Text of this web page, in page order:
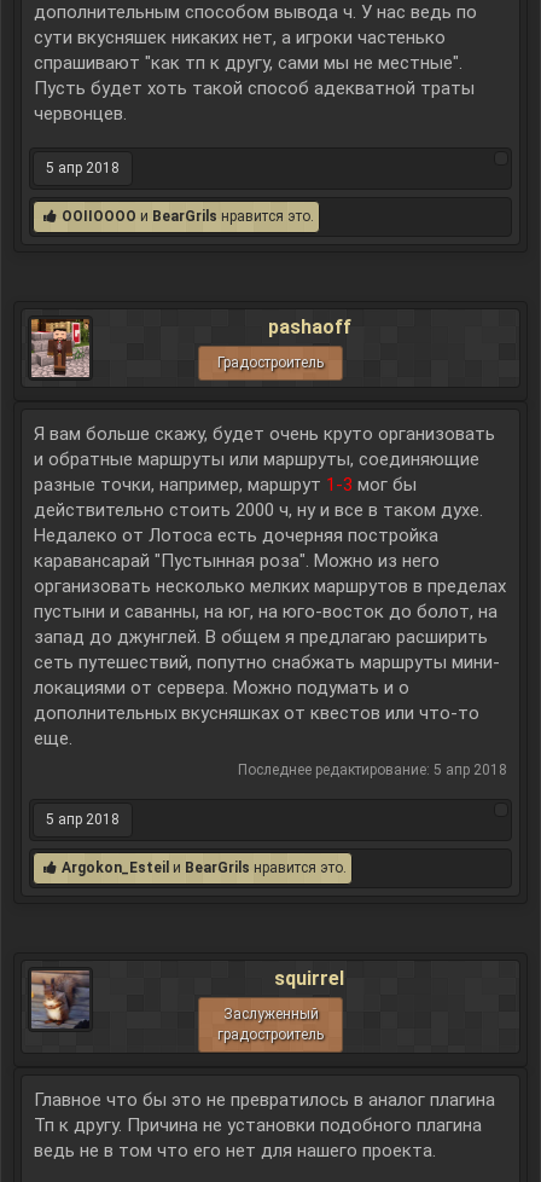
дополнительным способом вывода ч. У нас ведь по
сути вкусняшек никаких нет, а игроки частенько
спрашивают "как тп к другу, сами мы не местные".
Пусть будет хоть такой способ адекватной траты
червонцев.
5 апр 2018
OOIIOOOO и BearGrils нравится это.
pashaoff
Градостроитель
Я вам больше скажу, будет очень круто организовать
и обратные маршруты или маршруты, соединяющие
разные точки, например, маршрут 1-3 мог бы
действительно стоить 2000 ч, ну и все в таком духе.
Недалеко от Лотоса есть дочерняя постройка
каравансарай "Пустынная роза". Можно из него
организовать несколько мелких маршрутов в пределах
пустыни и саванны, на юг, на юго-восток до болот, на
запад до джунглей. В общем я предлагаю расширить
сеть путешествий, попутно снабжать маршруты мини-
локациями от сервера. Можно подумать и о
дополнительных вкусняшках от квестов или что-то
еще.
Последнее редактирование: 5 апр 2018
5 апр 2018
Argokon_Esteil и BearGrils нравится это.
squirrel
Заслуженный
градостроитель
Главное что бы это не превратилось в аналог плагина
Тп к другу. Причина не установки подобного плагина
ведь не в том что его нет для нашего проекта.